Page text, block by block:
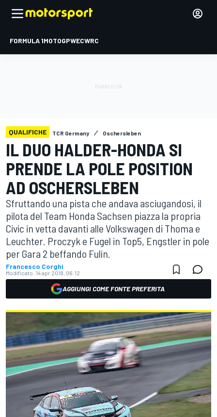
FORMULA 1MOTOGPWECWRC
QUALIFICHE TCR Germany Oschersleben
IL DUO HALDER-HONDA SI
PRENDE LA POLE POSITION
AD OSCHERSLEBEN
Sfruttando una pista che andava asciugandosi, il
pilota del Team Honda Sachsen piazza la propria
Civic in vetta davanti alle Volkswagen di Thoma e
Leuchter. Proczyk e Fugel in Top5, Engstler in pole
per Gara 2 beffando Fulín.
Francesco Corghi
Modificato: 14 apr 2018, 06:12
AGGIUNGI COME FONTE PREFERITA